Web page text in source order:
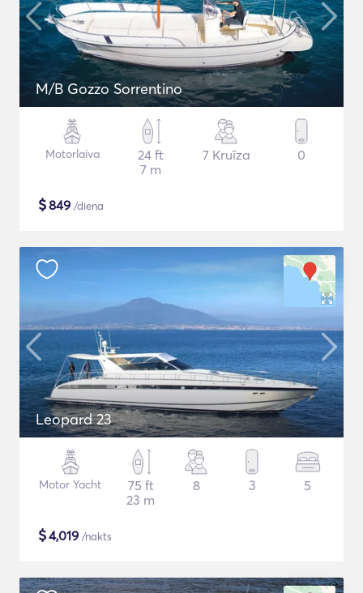
M/B Gozzo Sorrentino
Motorlaiva
24 ft
7 m
7 Kruīza 0
$849 /diena
Leopard 23
Motor Yacht
75 ft
23 m
8 3 5
$4,019 /nakts